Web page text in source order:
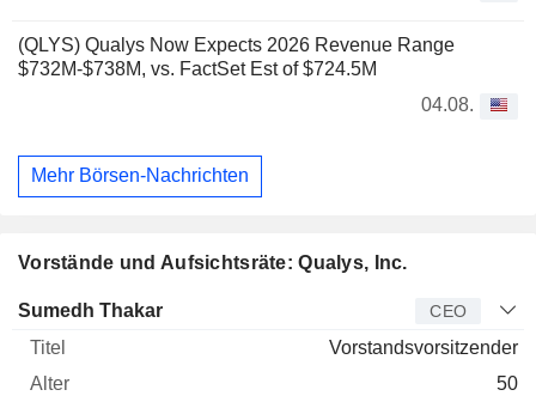
(QLYS) Qualys Now Expects 2026 Revenue Range
$732M-$738M, vs. FactSet Est of $724.5M
04.08.
Mehr Börsen-Nachrichten
Vorstände und Aufsichtsräte: Qualys, Inc.
Manager Titel Alter
Sumedh Thakar CEO
Vorstandsvorsitzender
50